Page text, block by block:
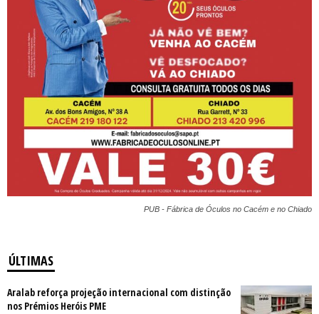
PUB - Fábrica de Óculos no Cacém e no Chiado
ÚLTIMAS
Aralab reforça projeção internacional com distinção
nos Prémios Heróis PME